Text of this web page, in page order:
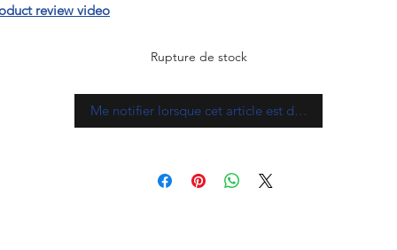
review video
Rupture de stock
Me notifier lorsque cet article est disponible